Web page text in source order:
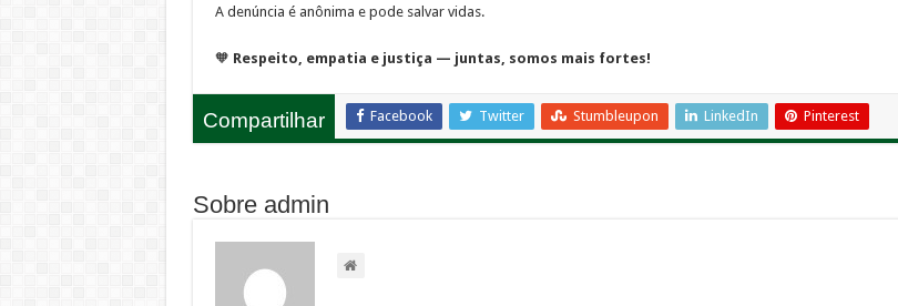
A denúncia é anônima e pode salvar vidas.
🧡 Respeito, empatia e justiça — juntas, somos mais fortes!
Compartilhar Facebook Twitter Stumbleupon LinkedIn Pinterest
Sobre admin